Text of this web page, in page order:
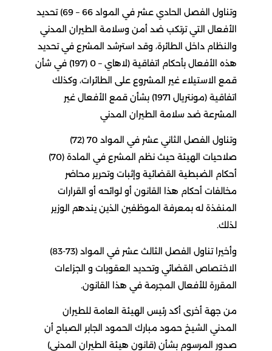
وتناول الفصل الحادي عشر في المواد 66 – 69) تحديد
الأفعال التي ترتكب ضد أمن وسلامة الطيران المدني
والنظام داخل الطائرة، وقد استرشد المشرع في تحديد
هذه الأفعال بأحكام اتفاقية (لاهاي – 0 (197) في شأن
قمع الاستيلاء غير المشروع على الطائرات، وكذلك
اتفاقية (مونتريال 1971) بشأن قمع الأفعال غير
المشرعة ضد سلامة الطيران المدني
وتناول الفصل الثاني عشر في المواد 70 (72)
صلاحيات الهيئة حيث نظم المشرع في المادة (70)
أحكام الضبطية القضائية وإثبات وتحرير محاضر
مخالفات أحكام هذا القانون أو لوائحه أو القرارات
المنفذة له بمعرفة الموظفين الذين يندهم الوزير
لذلك.
وأخيرا تناول الفصل الثالث عشر في المواد (73-83)
الاختصاص القضائي وتحديد العقوبات و الجزاءات
المقررة للأفعال المجرمة في هذا القانون.
من جهة أخرى أكد رئيس الهيئة العامة للطيران
المدني الشيخ حمود مبارك الحمود الجابر الصباح أن
صدور المرسوم بشأن (قانون هيئة الطيران المدني)